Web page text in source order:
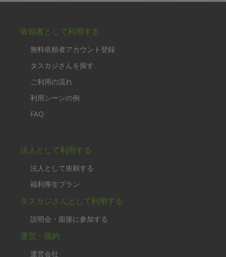
依頼者として利用する
無料依頼者アカウント登録
タスカジさんを探す
ご利用の流れ
利用シーンの例
FAQ
法人として利用する
法人として依頼する
福利厚生プラン
タスカジさんとして利用する
説明会・面接に参加する
運営・規約
運営会社